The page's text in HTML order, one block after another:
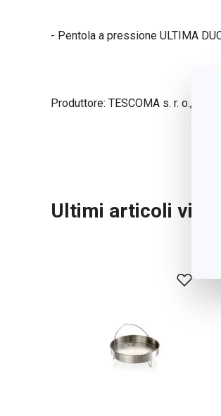
- Pentola a pressione ULTIMA
Produttore: TESCOMA s. r. o., U
Ultimi articoli